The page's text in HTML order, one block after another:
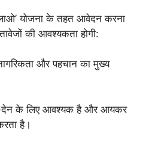
योजना के तहत आवेदन करना
की आवश्यकता होगी:
और पहचान का मुख्य
देन के लिए आवश्यक है और आयकर
है।